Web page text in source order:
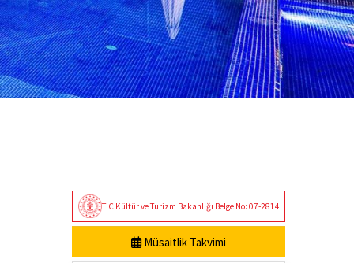
T.C Kültür ve Turizm Bakanlığı Belge No: 07-2814
Müsaitlik Takvimi